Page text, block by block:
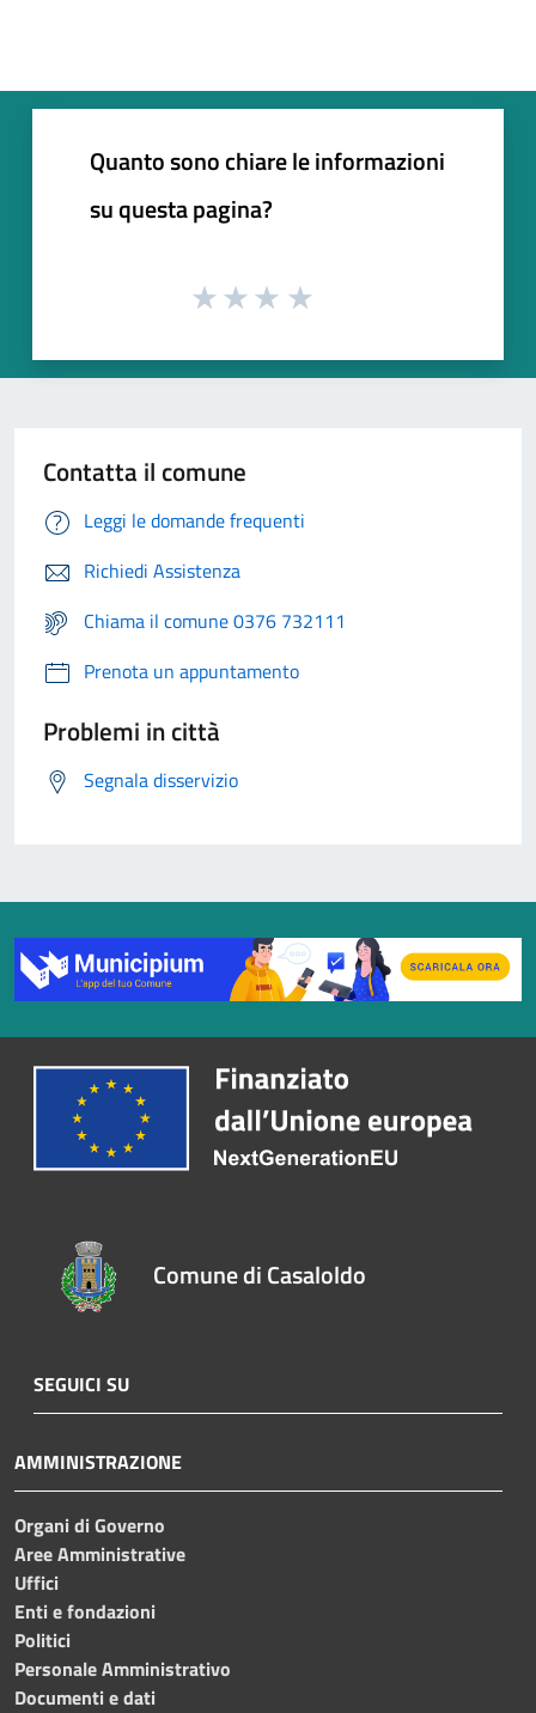
Quanto sono chiare le informazioni
su questa pagina?
Contatta il comune
Leggi le domande frequenti
Richiedi Assistenza
Chiama il comune 0376 732111
Prenota un appuntamento
Problemi in città
Segnala disservizio
Comune di Casaloldo
SEGUICI SU
AMMINISTRAZIONE
Organi di Governo
Aree Amministrative
Uffici
Enti e fondazioni
Politici
Personale Amministrativo
Documenti e dati